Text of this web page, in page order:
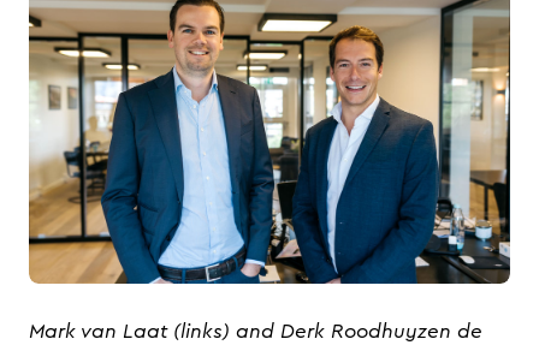
Mark van Laat (links) and Derk Roodhuyzen de